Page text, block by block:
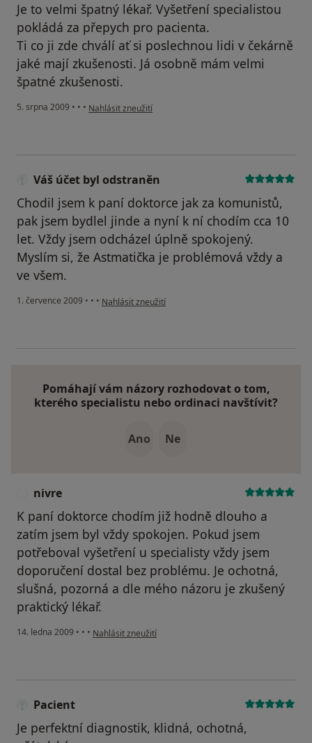
Je to velmi špatný lékař. Vyšetření specialistou
pokládá za přepych pro pacienta.
Ti co ji zde chválí ať si poslechnou lidi v čekárně
jaké mají zkušenosti. Já osobně mám velmi
špatné zkušenosti.
5. srpna 2009 • • • podle názoru uživatele pacient
Nahlásit zneužití
Váš účet byl odstraněn
Chodil jsem k paní doktorce jak za komunistů,
pak jsem bydlel jinde a nyní k ní chodím cca 10
let. Vždy jsem odcházel úplně spokojený.
Myslím si, že Astmatička je problémová vždy a
ve všem.
1. července 2009 • • • podle názoru uživatele Váš účet byl odstraněn
Nahlásit zneužití
Pomáhají vám názory rozhodovat o tom,
kterého specialistu nebo ordinaci navštívit?
Ano Ne
nivre
K paní doktorce chodím již hodně dlouho a
zatím jsem byl vždy spokojen. Pokud jsem
potřeboval vyšetření u specialisty vždy jsem
doporučení dostal bez problému. Je ochotná,
slušná, pozorná a dle mého názoru je zkušený
praktický lékař.
14. ledna 2009 • • • podle názoru uživatele nivre
Nahlásit zneužití
Pacient
Je perfektní diagnostik, klidná, ochotná,